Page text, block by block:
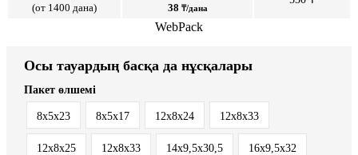
(от 1400 дана)
38 ₸/дана
WebPack
Осы тауардың басқа да нұсқалары
Пакет өлшемі
8x5x23 8х5х17 12x8x24 12x8x33
12х8х25 12х8х33 14x9,5x30,5 16x9,5x32